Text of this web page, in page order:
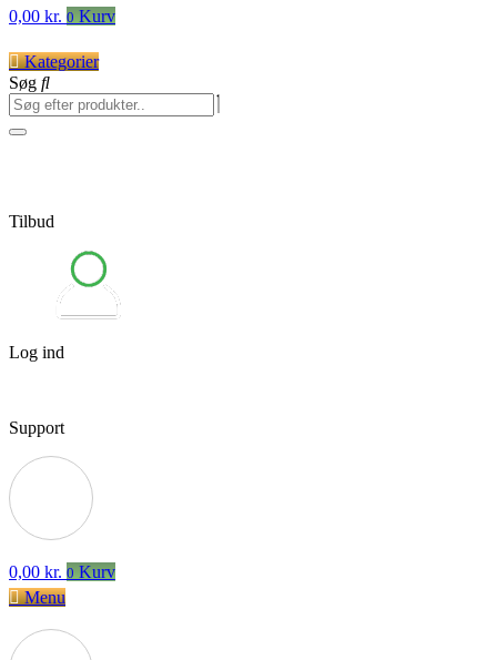
0,00 kr. 0 Kurv
Kategorier
Søg
Tilbud
Log ind
Support
0,00 kr. 0 Kurv
Menu